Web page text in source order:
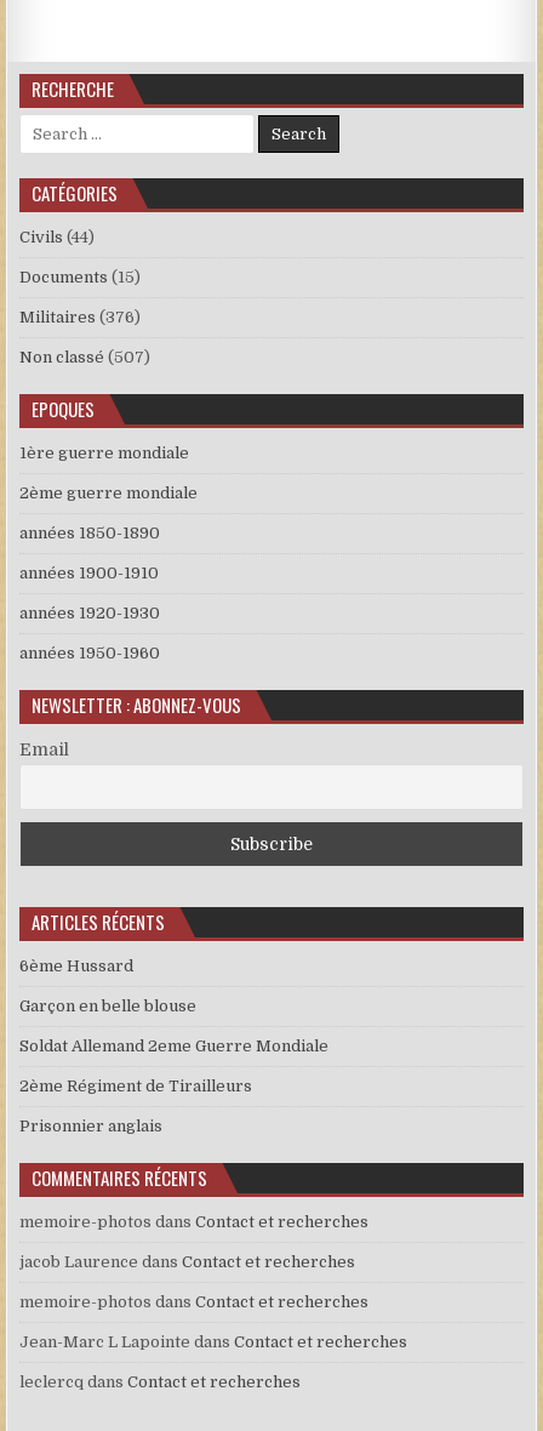
RECHERCHE
Search for:
CATÉGORIES
Civils (44)
Documents (15)
Militaires (376)
Non classé (507)
EPOQUES
1ère guerre mondiale
2ème guerre mondiale
années 1850-1890
années 1900-1910
années 1920-1930
années 1950-1960
NEWSLETTER : ABONNEZ-VOUS
Email
ARTICLES RÉCENTS
6ème Hussard
Garçon en belle blouse
Soldat Allemand 2eme Guerre Mondiale
2ème Régiment de Tirailleurs
Prisonnier anglais
COMMENTAIRES RÉCENTS
memoire-photos dansContact et recherches
jacob Laurence dansContact et recherches
memoire-photos dansContact et recherches
Jean-Marc L Lapointe dansContact et recherches
leclercq dansContact et recherches